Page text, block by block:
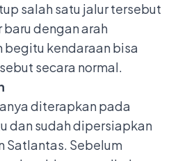
salah satu jalur tersebut
dengan arah
begitu kendaraan bisa
secara normal.
diterapkan pada
dan sudah dipersiapkan
Satlantas. Sebelum